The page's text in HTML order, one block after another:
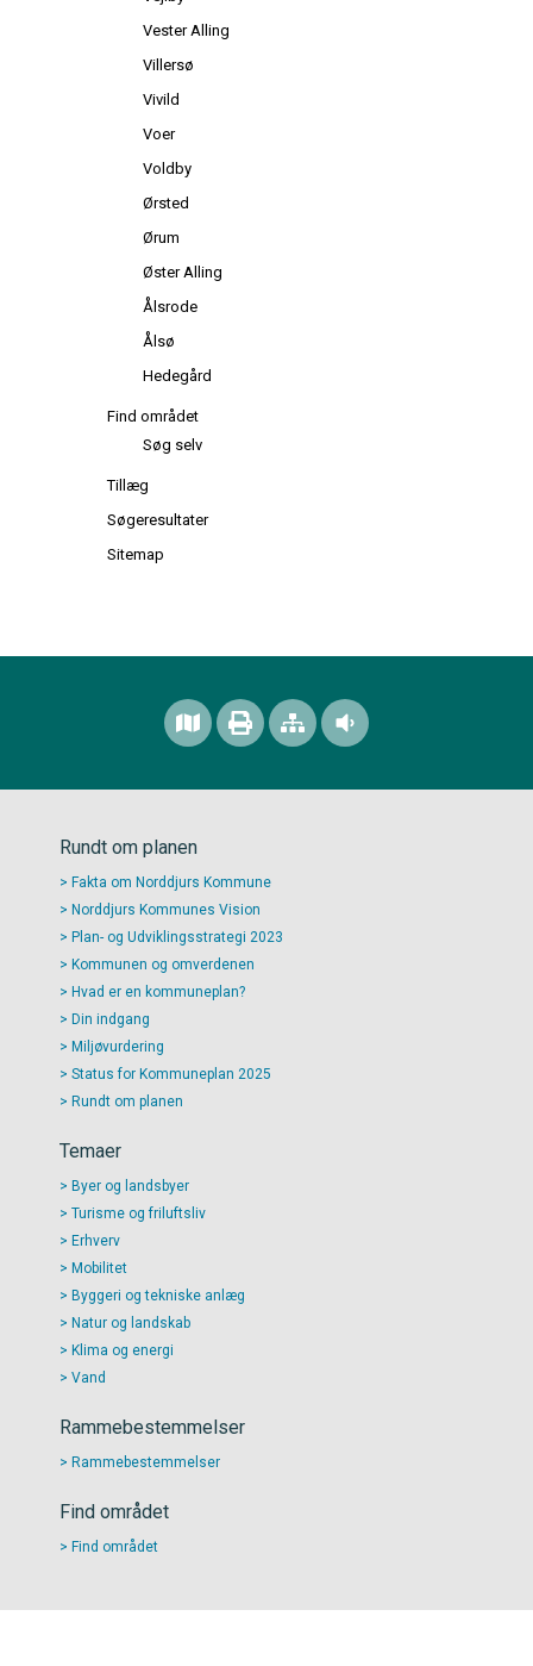
Vester Alling
Villersø
Vivild
Voer
Voldby
Ørsted
Ørum
Øster Alling
Ålsrode
Ålsø
Hedegård
Find området
Søg selv
Tillæg
Søgeresultater
Sitemap
Rundt om planen
Fakta om Norddjurs Kommune
Norddjurs Kommunes Vision
Plan- og Udviklingsstrategi 2023
Kommunen og omverdenen
Hvad er en kommuneplan?
Din indgang
Miljøvurdering
Status for Kommuneplan 2025
Rundt om planen
Temaer
Byer og landsbyer
Turisme og friluftsliv
Erhverv
Mobilitet
Byggeri og tekniske anlæg
Natur og landskab
Klima og energi
Vand
Rammebestemmelser
Rammebestemmelser
Find området
Find området